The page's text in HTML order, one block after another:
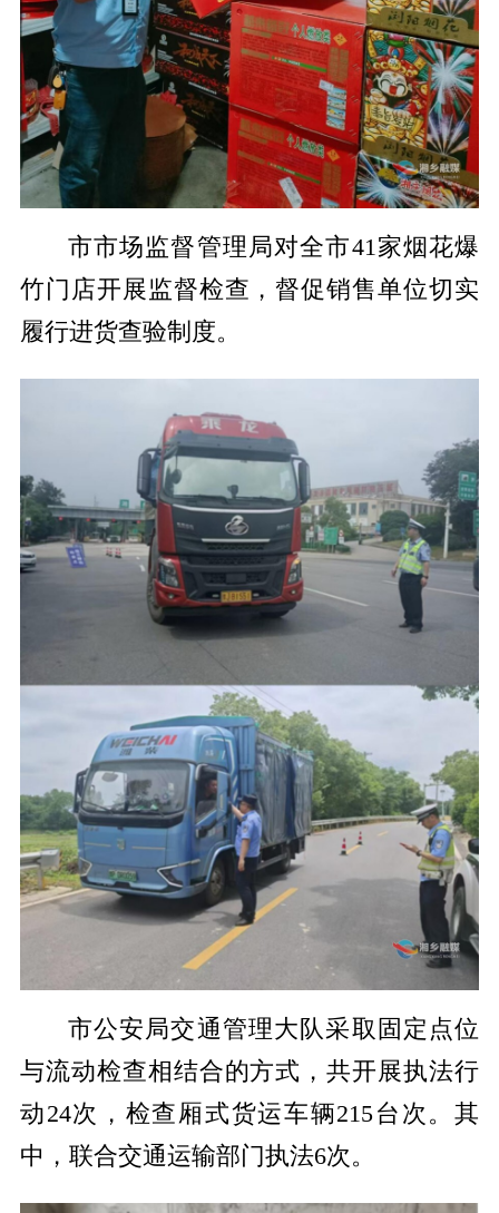
市市场监督管理局对全市41家烟花爆
竹门店开展监督检查，督促销售单位切实
履行进货查验制度。
市公安局交通管理大队采取固定点位
与流动检查相结合的方式，共开展执法行
动24次，检查厢式货运车辆215台次。其
中，联合交通运输部门执法6次。